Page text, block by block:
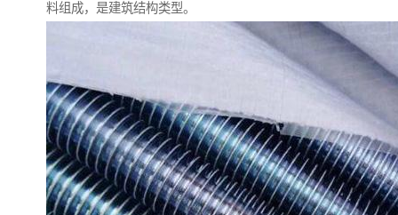
料组成，是建筑结构类型。